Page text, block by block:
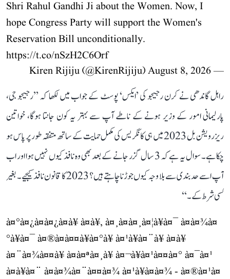
Shri Rahul Gandhi Ji about the Women. Now, I
hope Congress Party will support the Women's
Reservation Bill unconditionally.
https://t.co/nSzH2C6Orf
— Kiren Rijiju (@KirenRijiju)
August 8, 2026
راہل گاندھی نے کرن رجیجو کی ’ایکس‘ پوسٹ کے جواب میں لکھا کہ ’’رجیجو جی،
پارلیمانی امور کے وزیر ہونے کے ناطے آپ سے بہتر یہ کون جانتا ہوگا، خواتین
ریزرویشن بل 2023 میں ہی کانگریس کی مکمل حمایت کے ساتھ متفقہ طور پر پاس ہو
چکا ہے۔ سوال یہ ہے کہ 3 سال گزر جانے کے بعد بھی وہ نافذ کیوں نہیں ہوا اور اب
آپ اسے حد بندی سے بلا وجہ کیوں جوڑنا چاہتے ہیں؟ 2023 کا قانون نافذ کیجیے۔ بغیر
کسی شرط کے۔‘‘
à¤°à¤¿à¤à¤¿à¤à¥ à¤à¥, à¤¸à¤à¤¸à¤¦à¥à¤¯ à¤à¤¾à¤
°à¥à¤¯ à¤®à¤à¤¤à¥à¤°à¥ à¤¹à¥à¤¨à¥ à¤à¥
à¤¨à¤¾à¤¤à¥ à¤à¤ªà¤¸à¥ à¤¬à¥à¤¹à¤¤à¤° à¤¯à¤¹
à¤à¥à¤¨ à¤à¤¾à¤¨à¤¤à¤¾ à¤¹à¥à¤à¤¾ - à¤®à¤¹à¤